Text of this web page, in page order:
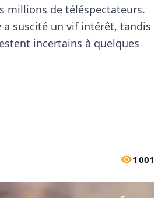
millions de téléspectateurs.
a suscité un vif intérêt, tandis
incertains à quelques
1 001